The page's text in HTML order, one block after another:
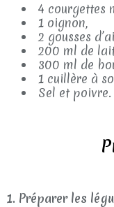
4 courgettes
1 oignon,
2 gousses
200 ml de
300 ml de
1 cuillère à
Sel et poivre.
1. Préparer les